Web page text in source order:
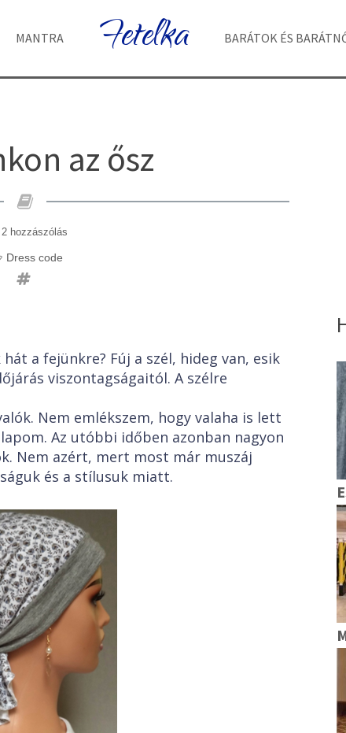
MANTRA Fetelka BARÁTOK ÉS
az ősz
2 hozzászólás
Dress code
a fejünkre? Fúj a szél, hideg van, esik
viszontagságaitól. A szélre
Nem emlékszem, hogy valaha is lett
Az utóbbi időben azonban nagyon
Nem azért, mert most már muszáj
és a stílusuk miatt.